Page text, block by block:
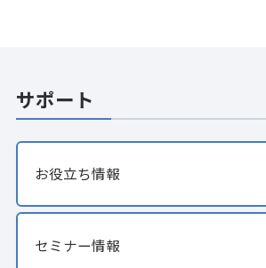
サポート
お役立ち情報
セミナー情報